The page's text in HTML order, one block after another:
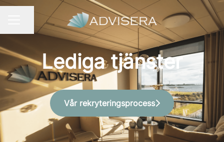
KARRIÄRMENY
Dela sidan
Lediga tjänster
Vår rekryteringsprocess